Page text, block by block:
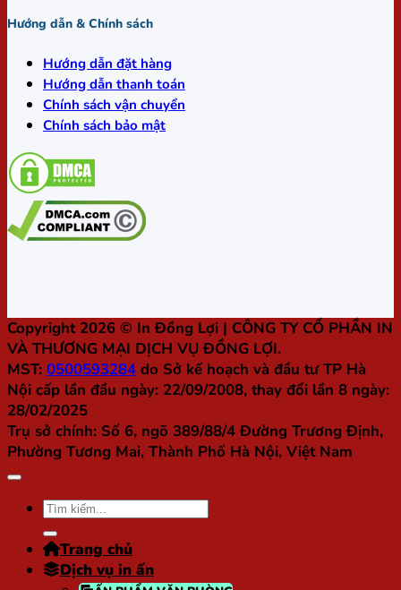
Hướng dẫn & Chính sách
Hướng dẫn đặt hàng
Hướng dẫn thanh toán
Chính sách vận chuyển
Chính sách bảo mật
Copyright 2026 © In Đồng Lợi | CÔNG TY CỔ PHẦN IN
VÀ THƯƠNG MẠI DỊCH VỤ ĐỒNG LỢI.
MST: 0500593284 do Sở kế hoạch và đầu tư TP Hà
Nội cấp lần đầu ngày: 22/09/2008, thay đổi lần 8 ngày:
28/02/2025
Trụ sở chính: Số 6, ngõ 389/88/4 Đường Trương Định,
Phường Tương Mai, Thành Phố Hà Nội, Việt Nam
Tìm
kiếm:
Trang chủ
Dịch vụ in ấn